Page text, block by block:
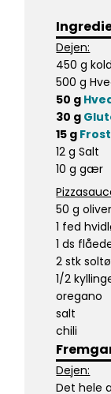
Dejen:
450 g
500 g
50 g
30 g
15 g Frost
12 g Salt
10 g gær
50 g
1 fed
1 ds
2 stk
1/2
oregano
salt
chili
Dejen:
Det hele